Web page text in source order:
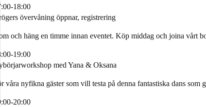
18:00
övervåning öppnar, registrering
och häng en timme innan eventet. Köp middag och joina vårt
19:00
med Yana & Oksana
våra nyfikna gäster som vill testa på denna fantastiska dans
20:00